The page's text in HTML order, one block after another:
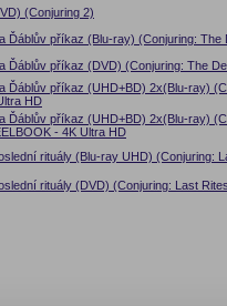
(Conjuring 2)
Ďáblův příkaz (Blu-ray) (Conjuring: The
Ďáblův příkaz (DVD) (Conjuring: The
Ďáblův příkaz (UHD+BD) 2x(Blu-ray)
HD
Ďáblův příkaz (UHD+BD) 2x(Blu-ray)
- 4K Ultra HD
rituály (Blu-ray UHD) (Conjuring:
rituály (DVD) (Conjuring: Last